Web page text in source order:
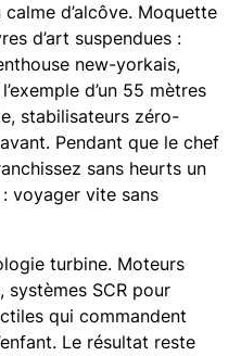
d’alcôve. Moquette
d’art suspendues :
new-yorkais,
d’un 55 mètres
stabilisateurs zéro-
Pendant que le chef
sans heurts un
voyager vite sans
turbine. Moteurs
systèmes SCR pour
qui commandent
Le résultat reste